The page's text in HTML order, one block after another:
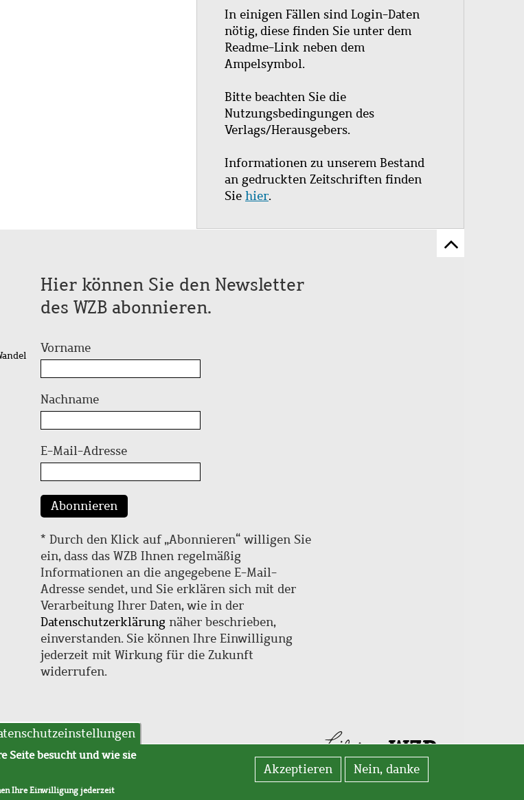
In einigen Fällen sind Login-Daten
nötig, diese finden Sie unter dem
Readme-Link neben dem
Ampelsymbol.
Bitte beachten Sie die
Nutzungsbedingungen des
Verlags/Herausgebers.
Informationen zu unserem Bestand
an gedruckten Zeitschriften finden
Sie hier.
Zum
Hier können Sie den Newsletter
des WZB abonnieren.
Vorname
Nachname
E-Mail-Adresse
Abonnieren
* Durch den Klick auf „Abonnieren“ willigen Sie
ein, dass das WZB Ihnen regelmäßig
Informationen an die angegebene E-Mail-
Adresse sendet, und Sie erklären sich mit der
Verarbeitung Ihrer Daten, wie in der
Datenschutzerklärung näher beschrieben,
einverstanden. Sie können Ihre Einwilligung
jederzeit mit Wirkung für die Zukunft
widerrufen.
Seite besucht und wie sie
Ihre Einwilligung jederzeit
Akzeptieren Nein, danke